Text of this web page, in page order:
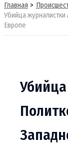
Главная
Убийца
Европе